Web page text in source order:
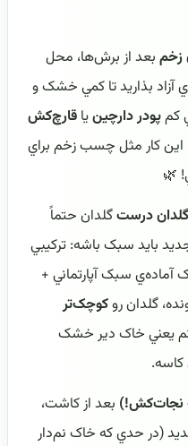
زخم بعد از برش‌ها، محل
دقيقه در هواي آزاد بذاريد تا کمي خشک و
کمپودر دارچينيا قارچ‌کش
اين کار مثل چسب زخم براي
🌿
درستگلدان حتماً
بايد سبک باشه: ترکيبي
آماده‌ي سبک آپارتماني +
گلدان روکوچک‌تر
کم يعني خاک دير خشک
نجات‌کش!) بعد از کاشت،
(در حدي که خاک نم‌دار